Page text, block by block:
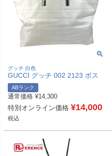
グッチ 白色
GUCCI グッチ 002 2123 ボス
トンバッグ カバン トートバッ
グ 肩掛け ショルダーバッグ ナ
イロンキャンバス/レザー ユニ
セックス ホワイト 【中古】
ABランク
通常価格 ¥14,300
特別オンライン価格 ¥14,000
税込